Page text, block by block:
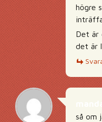
högre
Det är
det är
så om